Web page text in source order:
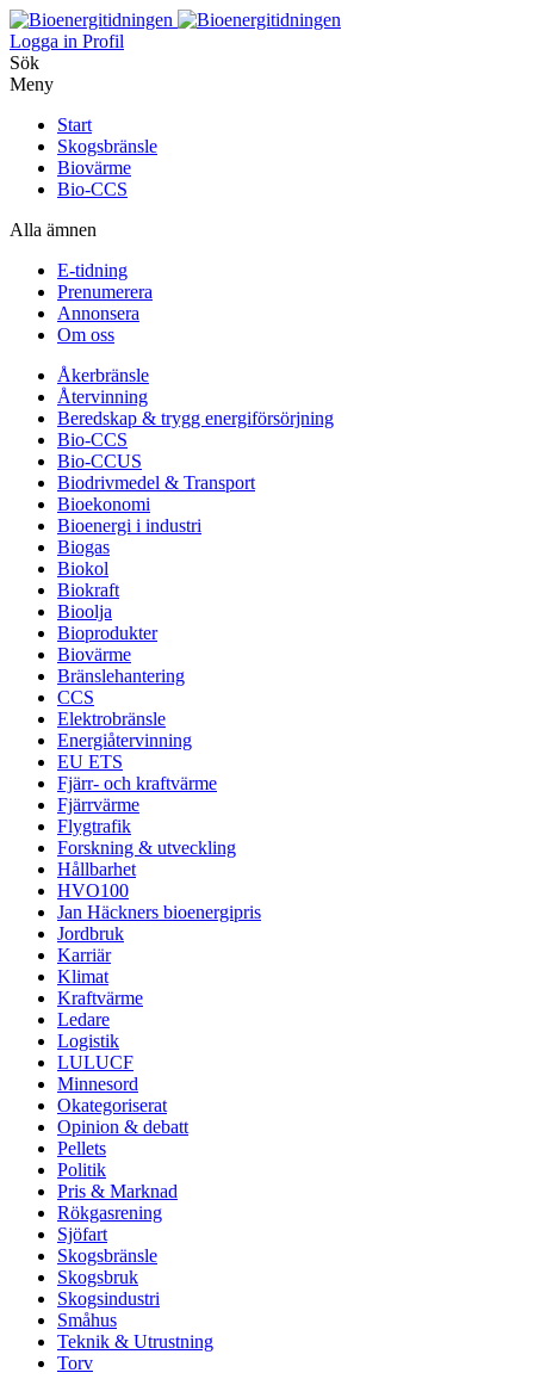
Logga in Profil
Sök
Meny
Start
Skogsbränsle
Biovärme
Bio-CCS
Alla ämnen
E-tidning
Prenumerera
Annonsera
Om oss
Åkerbränsle
Återvinning
Beredskap & trygg energiförsörjning
Bio-CCS
Bio-CCUS
Biodrivmedel & Transport
Bioekonomi
Bioenergi i industri
Biogas
Biokol
Biokraft
Bioolja
Bioprodukter
Biovärme
Bränslehantering
CCS
Elektrobränsle
Energiåtervinning
EU ETS
Fjärr- och kraftvärme
Fjärrvärme
Flygtrafik
Forskning & utveckling
Hållbarhet
HVO100
Jan Häckners bioenergipris
Jordbruk
Karriär
Klimat
Kraftvärme
Ledare
Logistik
LULUCF
Minnesord
Okategoriserat
Opinion & debatt
Pellets
Politik
Pris & Marknad
Rökgasrening
Sjöfart
Skogsbränsle
Skogsbruk
Skogsindustri
Småhus
Teknik & Utrustning
Torv